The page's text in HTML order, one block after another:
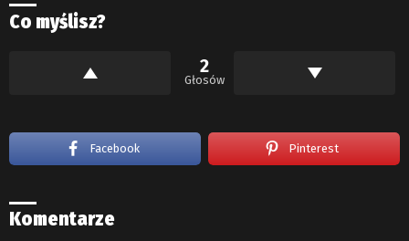
Co myślisz?
2
Głosów
Facebook Pinterest
Komentarze